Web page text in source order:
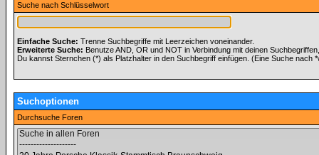
Suche nach Schlüsselwort
Einfache Suche: Trenne Suchbegriffe mit Leerzeichen voneinander.
Erweiterte Suche: Benutze AND, OR und NOT in Verbindung mit deinen
Du kannst Sternchen (*) als Platzhalter in den Suchbegriff einfügen. (Eine Suche nach
Suchoptionen
Durchsuche Foren